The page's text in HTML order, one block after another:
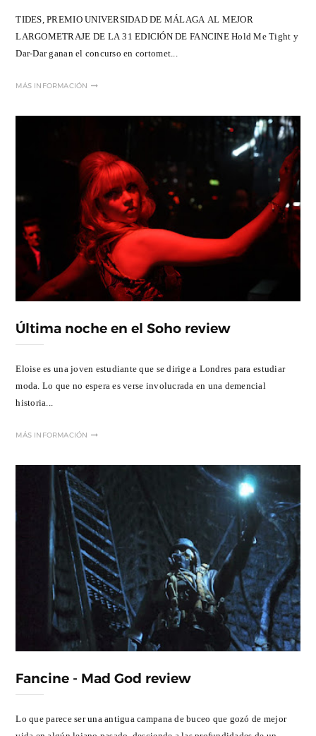
TIDES, PREMIO UNIVERSIDAD DE MÁLAGA AL MEJOR
LARGOMETRAJE DE LA 31 EDICIÓN DE FANCINE Hold Me Tight y
Dar-Dar ganan el concurso en cortomet...
MÁS INFORMACIÓN
Última noche en el Soho review
Eloise es una joven estudiante que se dirige a Londres para estudiar
moda. Lo que no espera es verse involucrada en una demencial
historia...
MÁS INFORMACIÓN
Fancine - Mad God review
Lo que parece ser una antigua campana de buceo que gozó de mejor